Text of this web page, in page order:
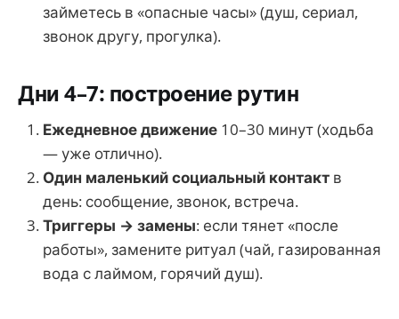
займетесь в «опасные часы» (душ, сериал,
звонок другу, прогулка).
Дни 4–7: построение рутин
Ежедневное движение 10–30 минут (ходьба
— уже отлично).
Один маленький социальный контакт в
день: сообщение, звонок, встреча.
Триггеры → замены: если тянет «после
работы», замените ритуал (чай, газированная
вода с лаймом, горячий душ).